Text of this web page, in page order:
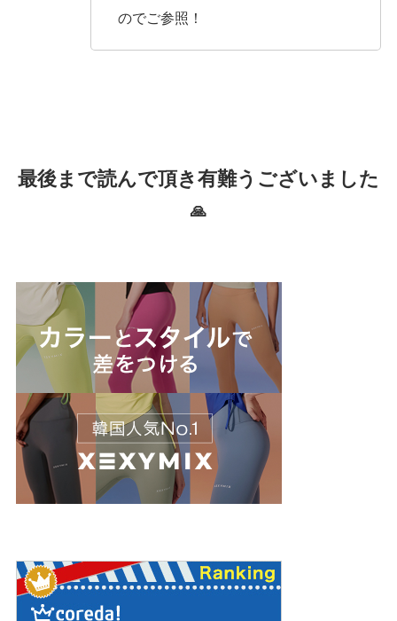
のでご参照！
最後まで読んで頂き有難うございました
🙏